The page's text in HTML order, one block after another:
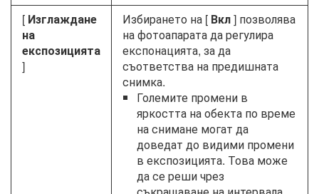
[ Изглаждане
на
експозицията
]
Избирането на [ Вкл] позволява
на фотоапарата да регулира
експонацията, за да
съответства на предишната
снимка.
Големите промени в
яркостта на обекта по време
на снимане могат да
доведат до видими промени
в експозицията. Това може
да се реши чрез